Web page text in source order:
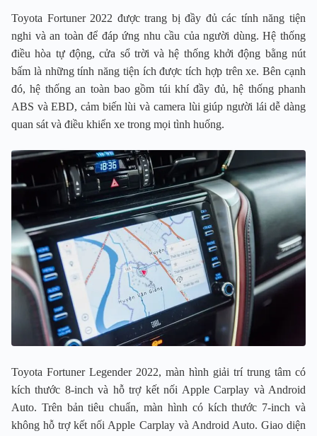
Toyota Fortuner 2022 được trang bị đầy đủ các tính năng tiện
nghi và an toàn để đáp ứng nhu cầu của người dùng. Hệ thống
điều hòa tự động, cửa sổ trời và hệ thống khởi động bằng nút
bấm là những tính năng tiện ích được tích hợp trên xe. Bên cạnh
đó, hệ thống an toàn bao gồm túi khí đầy đủ, hệ thống phanh
ABS và EBD, cảm biến lùi và camera lùi giúp người lái dễ dàng
quan sát và điều khiển xe trong mọi tình huống.
Toyota Fortuner Legender 2022, màn hình giải trí trung tâm có
kích thước 8-inch và hỗ trợ kết nối Apple Carplay và Android
Auto. Trên bản tiêu chuẩn, màn hình có kích thước 7-inch và
không hỗ trợ kết nối Apple Carplay và Android Auto. Giao diện